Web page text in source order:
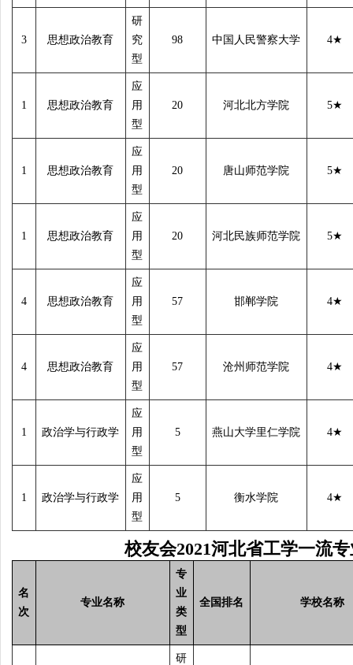
3 思想政治教育
研
究
型
98 中国人民警察大学 4★
1 思想政治教育
应
用
型
20 河北北方学院 5★
1 思想政治教育
应
用
型
20 唐山师范学院 5★
1 思想政治教育
应
用
型
20 河北民族师范学院 5★
4 思想政治教育
应
用
型
57 邯郸学院 4★
4 思想政治教育
应
用
型
57 沧州师范学院 4★
1 政治学与行政学
应
用
型
5 燕山大学里仁学院 4★
1 政治学与行政学
应
用
型
5 衡水学院 4★
校友会2021河北省工学一流
名
次
专业名称
专
业
类
型
全国排名 学校名称
研